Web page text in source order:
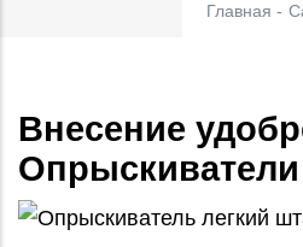
Главная -
Внесение
Опрыскиватели